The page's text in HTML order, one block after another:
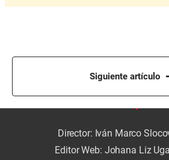
Siguiente artículo
Director: Iván Marco
Editor Web: Johana Liz